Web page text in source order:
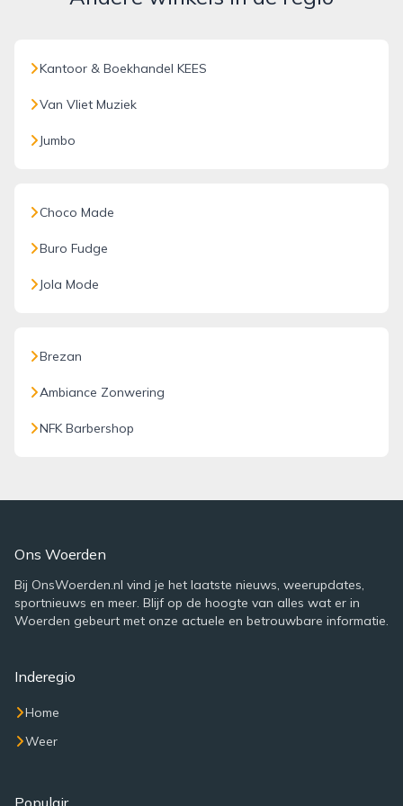
Kantoor & Boekhandel KEES
Van Vliet Muziek
Jumbo
Choco Made
Buro Fudge
Jola Mode
Brezan
Ambiance Zonwering
NFK Barbershop
Ons Woerden
Bij OnsWoerden.nl vind je het laatste nieuws, weerupdates,
sportnieuws en meer. Blijf op de hoogte van alles wat er in
Woerden gebeurt met onze actuele en betrouwbare informatie.
Inderegio
Home
Weer
Populair